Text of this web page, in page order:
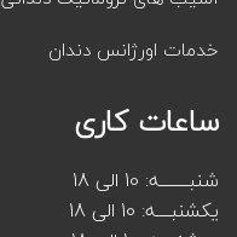
خدمات اورژانس دندان
ساعات کاری
شنبــــــــه: 10 الی 18
یکشنبــــه: 10 الی 18